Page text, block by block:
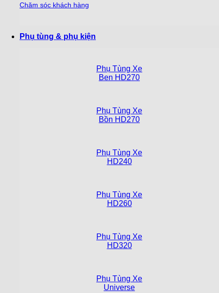
Chăm sóc khách hàng
Phụ tùng & phụ kiện
Phụ Tùng Xe
Ben HD270
Phụ Tùng Xe
Bồn HD270
Phụ Tùng Xe
HD240
Phụ Tùng Xe
HD260
Phụ Tùng Xe
HD320
Phụ Tùng Xe
Universe